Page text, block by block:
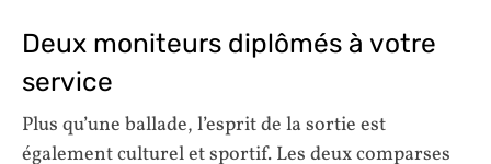
Deux moniteurs diplômés à votre
service
Plus qu’une ballade, l’esprit de la sortie est
également culturel et sportif. Les deux comparses